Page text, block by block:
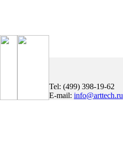
Tel: (499) 398-19-62
E-mail: info@arttech.ru